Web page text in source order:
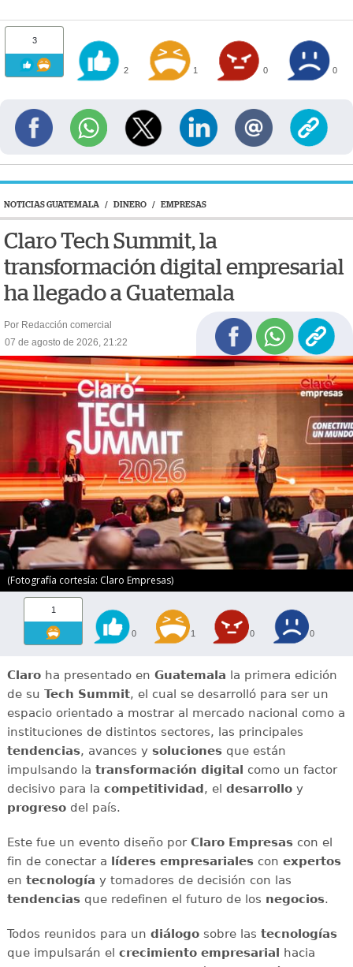
3
2 1 0 0
NOTICIAS GUATEMALA / DINERO / EMPRESAS
Claro Tech Summit, la
transformación digital empresarial
ha llegado a Guatemala
Por Redacción comercial
07 de agosto de 2026, 21:22
(Fotografía cortesía: Claro Empresas)
1
0 1 0 0
Claroha presentado en Guatemala la primera edición
de su Tech Summit, el cual se desarrolló para ser un
espacio orientado a mostrar al mercado nacional como a
instituciones de distintos sectores, las principales
tendencias, avances y solucionesque están
impulsando la transformación digital como un factor
decisivo para la competitividad, el desarrolloy
progresodel país.
Este fue un evento diseño por Claro Empresascon el
fin de conectar a líderes empresarialescon expertos
en tecnología y tomadores de decisión con las
tendenciasque redefinen el futuro de los negocios.
Todos reunidos para un diálogosobre las tecnologías
que impulsarán el crecimiento empresarial hacia